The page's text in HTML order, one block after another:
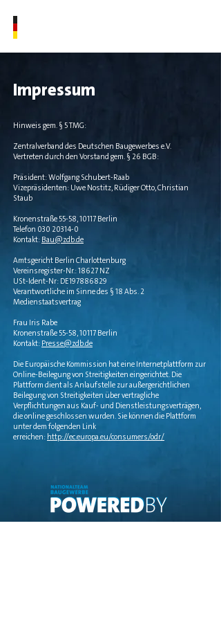
Impressum
Hinweis gem. § 5 TMG:
Zentralverband des Deutschen Baugewerbes e.V.
Vertreten durch den Vorstand gem. § 26 BGB:
Präsident: Wolfgang Schubert-Raab
Vizepräsidenten: Uwe Nostitz, Rüdiger Otto, Christian
Staub
Kronenstraße 55-58, 10117 Berlin
Telefon 030 20314-0
Kontakt: Bau@zdb.de
Amtsgericht Berlin Charlottenburg
Vereinsregister-Nr.: 18627 NZ
USt-Ident-Nr: DE197886829
Verantwortliche im Sinne des § 18 Abs. 2
Medienstaatsvertrag
Frau Iris Rabe
Kronenstraße 55-58, 10117 Berlin
Kontakt: Presse@zdb.de
Die Europäische Kommission hat eine Internetplattform zur
Online-Beilegung von Streitigkeiten eingerichtet. Die
Plattform dient als Anlaufstelle zur außergerichtlichen
Beilegung von Streitigkeiten über vertragliche
Verpflichtungen aus Kauf- und Dienstleistungsverträgen,
die online geschlossen wurden. Sie können die Plattform
unter dem folgenden Link
erreichen: http://ec.europa.eu/consumers/odr/